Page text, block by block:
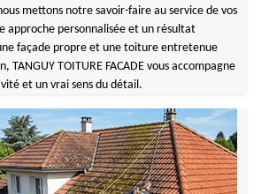
mettons notre savoir-faire au service de vos
approche personnalisée et un résultat
façade propre et une toiture entretenue
TANGUY TOITURE FACADE vous accompagne
et un vrai sens du détail.